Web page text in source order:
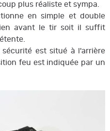
plus réaliste et sympa.
en simple et double
avant le tir soit il suffit
est situé à l'arrière
feu est indiquée par un